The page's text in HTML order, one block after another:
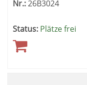
Nr.:26B3024
Status: Plätze frei